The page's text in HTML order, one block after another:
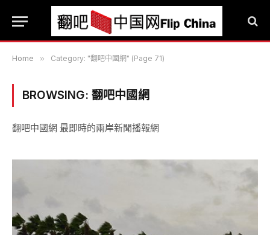
Home » Category: "翻吧中國網" (Page 71)
BROWSING: 翻吧中國網
翻吧中國網 最即時的兩岸新聞播報網